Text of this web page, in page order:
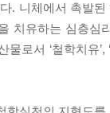
. 니체에서 촉발된
치유하는 심층심
로서 ‘철학치유’,